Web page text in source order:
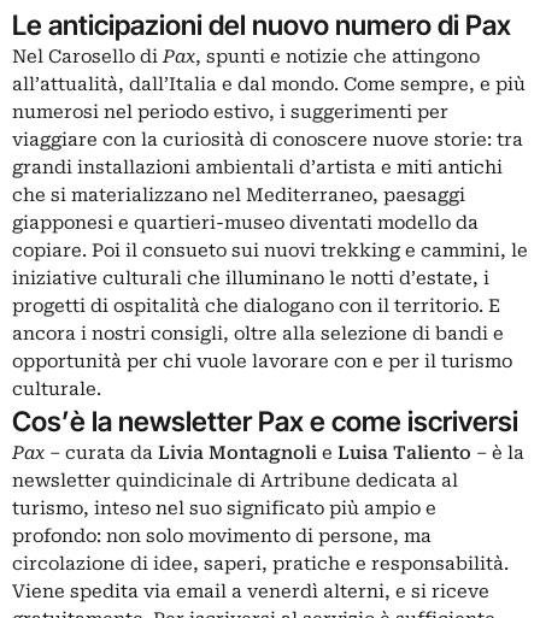
Le anticipazioni del nuovo numero di Pax
Nel Carosello diPax, spunti e notizie che attingono
all’attualità, dall’Italia e dal mondo. Come sempre, e più
numerosi nel periodo estivo, i suggerimenti per
viaggiare con la curiosità di conoscere nuove storie: tra
grandi installazioni ambientali d’artista e miti antichi
che si materializzano nel Mediterraneo, paesaggi
giapponesi e quartieri-museo diventati modello da
copiare. Poi il consueto sui nuovi trekking e cammini, le
iniziative culturali che illuminano le notti d’estate, i
progetti di ospitalità che dialogano con il territorio. E
ancora i nostri consigli, oltre alla selezione di bandi e
opportunità per chi vuole lavorare con e per il turismo
culturale.
Cos’è la newsletter Pax e come iscriversi
Pax – curata da Livia Montagnoli e Luisa Taliento – è la
newsletter quindicinale di Artribune dedicata al
turismo, inteso nel suo significato più ampio e
profondo: non solo movimento di persone, ma
circolazione di idee, saperi, pratiche e responsabilità.
Viene spedita via email a venerdì alterni, e si riceve